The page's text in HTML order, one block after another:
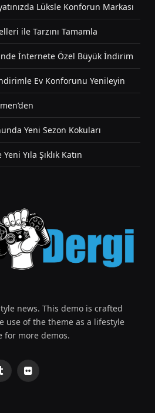
Lüksle Konforun Markası
ile Tarzını Tamamla
İnternete Özel Büyük İndirim
Ev Konforunu Yenileyin
Yeni Sezon Kokuları
Yıla Şıklık Katın
news. This demo is crafted
use of the theme as a lifestyle
for more demos.
TumblrFlickr